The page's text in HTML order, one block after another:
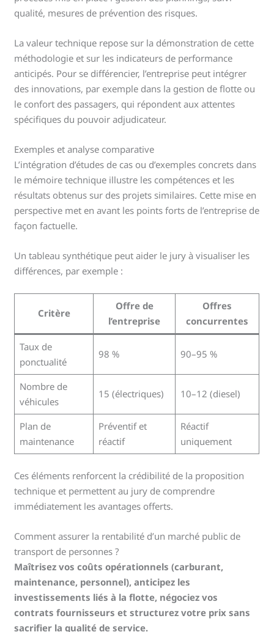
qualité, mesures de prévention des risques.
La valeur technique repose sur la démonstration de cette
méthodologie et sur les indicateurs de performance
anticipés. Pour se différencier, l’entreprise peut intégrer
des innovations, par exemple dans la gestion de flotte ou
le confort des passagers, qui répondent aux attentes
spécifiques du pouvoir adjudicateur.
Exemples et analyse comparative
L’intégration d’études de cas ou d’exemples concrets dans
le mémoire technique illustre les compétences et les
résultats obtenus sur des projets similaires. Cette mise en
perspective met en avant les points forts de l’entreprise de
façon factuelle.
Un tableau synthétique peut aider le jury à visualiser les
différences, par exemple :
Critère
Offre de
l’entreprise
Offres
concurrentes
Taux de
ponctualité
98 % 90–95 %
Nombre de
véhicules
15 (électriques) 10–12 (diesel)
Plan de
maintenance
Préventif et
réactif
Réactif
uniquement
Ces éléments renforcent la crédibilité de la proposition
technique et permettent au jury de comprendre
immédiatement les avantages offerts.
Comment assurer la rentabilité d’un marché public de
transport de personnes ?
Maîtrisez vos coûts opérationnels (carburant,
maintenance, personnel), anticipez les
investissements liés à la flotte, négociez vos
contrats fournisseurs et structurez votre prix sans
sacrifier la qualité de service.